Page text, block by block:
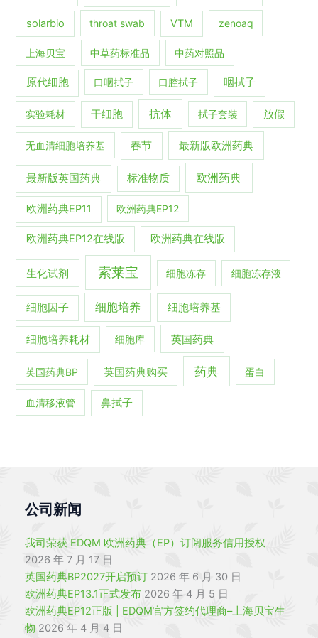
solarbio throat swab VTM zenoaq
上海贝宝 中草药标准品 中药对照品
原代细胞 口咽拭子 口腔拭子 咽拭子
实验耗材 干细胞 抗体 拭子套装 放假
无血清细胞培养基 春节 最新版欧洲药典
最新版英国药典 标准物质 欧洲药典
欧洲药典EP11 欧洲药典EP12
欧洲药典EP12在线版 欧洲药典在线版
生化试剂 索莱宝 细胞冻存 细胞冻存液
细胞因子 细胞培养 细胞培养基
细胞培养耗材 细胞库 英国药典
英国药典BP 英国药典购买 药典 蛋白
血清移液管 鼻拭子
公司新闻
我司荣获 EDQM 欧洲药典（EP）订阅服务信用授权
2026 年 7 月 17 日
英国药典BP2027开启预订 2026 年 6 月 30 日
欧洲药典EP13.1正式发布 2026 年 4 月 5 日
欧洲药典EP12正版 | EDQM官方签约代理商–上海贝宝生
物 2026 年 4 月 4 日